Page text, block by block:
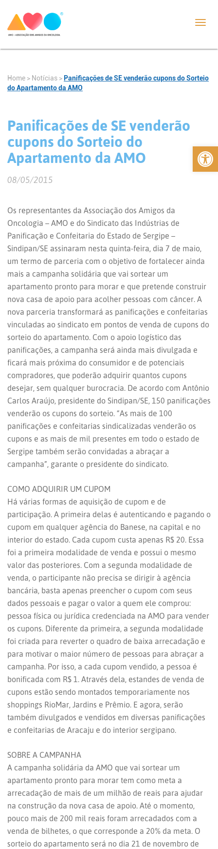
Abrir
Home > Notícias > Panificações de SE venderão cupons do Sorteio
do Apartamento da AMO
Panificações de SE venderão
cupons do Sorteio do
Apartamento da AMO
08/05/2015
Os representantes da Associação dos Amigos da
Oncologia – AMO e do Sindicato das Indústrias de
Panificação e Confeitaria do Estado de Sergipe –
Sindipan/SE assinaram nesta quinta-feira, dia 7 de maio,
um termo de parceria com o objetivo de fortalecer ainda
mais a campanha solidária que vai sortear um
apartamento pronto para morar e que pretende construir
nova casa de apoio para acolher pessoas com câncer. A
nova parceria transformará as panificações e confeitarias
vinculadas ao sindicato em pontos de venda de cupons do
sorteio do apartamento. Com o apoio logístico das
panificações, a campanha será ainda mais divulgada e
ficará mais próxima do consumidor e de potenciais
compradores, que poderão adquirir quantos cupons
desejar, sem qualquer burocracia. De acordo com Antônio
Carlos Araújo, presidente do Sindipan/SE, 150 panificações
venderão os cupons do sorteio. “As mais de 100
panificações e confeitarias sindicalizadas venderão os
cupons e as mais de mil presentes em todo o estado de
Sergipe também serão convidadas a abraçar a
campanha”, garante o presidente do sindicato.
COMO ADQUIRIR UM CUPOM
Há várias formas de aquisição de cupom e de
participação. A primeira delas é autenticando e pagando o
cupom em qualquer agência do Banese, na capital e no
interior do estado. Cada cupom custa apenas R$ 20. Essa
foi a primeira modalidade de venda e possui o mesmo
valor das posteriores. Com a segunda modalidade de
venda, o participante não precisa se dirigir à agência
bancária, basta apenas preencher o cupom com seus
dados pessoais e pagar o valor a quem ele comprou:
pessoa física ou jurídica credenciada na AMO para vender
os cupons. Diferente da primeira, a segunda modalidade
foi criada para reverter o quadro de baixa arrecadação e
para motivar o maior número de pessoas para abraçar a
campanha. Por isso, a cada cupom vendido, a pessoa é
bonificada com R$ 1. Através dela, estandes de venda de
cupons estão sendo montados temporariamente nos
shoppings RioMar, Jardins e Prêmio. E agora, serão
também divulgados e vendidos em diversas panificações
e confeitarias de Aracaju e do interior sergipano.
SOBRE A CAMPANHA
A campanha solidária da AMO que vai sortear um
apartamento pronto para morar tem como meta a
arrecadação de mais de um milhão de reais para ajudar
na construção da nova casa de apoio. Até o momento,
pouco mais de 200 mil reais foram arrecadados com a
venda de bilhetes, o que corresponde a 20% da meta. O
sorteio do apartamento será no dia 21 de novembro de